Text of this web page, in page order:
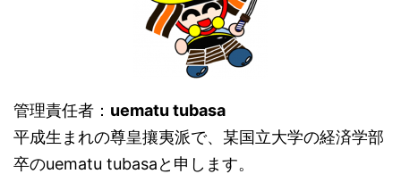
管理責任者： uematu tubasa
平成生まれの尊皇攘夷派で、某国立大学の経済学部
卒のuematu tubasaと申します。